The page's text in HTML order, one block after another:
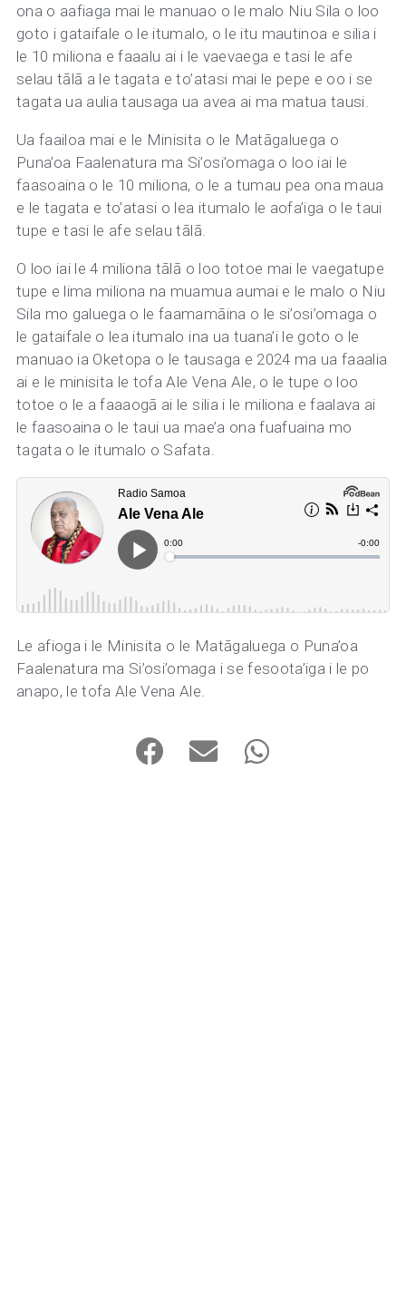
ona o aafiaga mai le manuao o le malo Niu Sila o loo
goto i gataifale o le itumalo, o le itu mautinoa e silia i
le 10 miliona e faaalu ai i le vaevaega e tasi le afe
selau tālā a le tagata e to’atasi mai le pepe e oo i se
tagata ua aulia tausaga ua avea ai ma matua tausi.
Ua faailoa mai e le Minisita o le Matāgaluega o
Puna’oa Faalenatura ma Si’osi’omaga o loo iai le
faasoaina o le 10 miliona, o le a tumau pea ona maua
e le tagata e to’atasi o lea itumalo le aofa’iga o le taui
tupe e tasi le afe selau tālā.
O loo iai le 4 miliona tālā o loo totoe mai le vaegatupe
tupe e lima miliona na muamua aumai e le malo o Niu
Sila mo galuega o le faamamāina o le si’osi’omaga o
le gataifale o lea itumalo ina ua tuana’i le goto o le
manuao ia Oketopa o le tausaga e 2024 ma ua faaalia
ai e le minisita le tofa Ale Vena Ale, o le tupe o loo
totoe o le a faaaogā ai le silia i le miliona e faalava ai
le faasoaina o le taui ua mae’a ona fuafuaina mo
tagata o le itumalo o Safata.
Le afioga i le Minisita o le Matāgaluega o Puna’oa
Faalenatura ma Si’osi’omaga i se fesoota’iga i le po
anapo, le tofa Ale Vena Ale.